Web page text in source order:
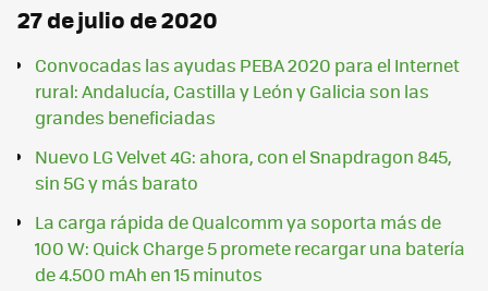
27 de julio de 2020
Convocadas las ayudas PEBA 2020 para el Internet
rural: Andalucía, Castilla y León y Galicia son las
grandes beneficiadas
Nuevo LG Velvet 4G: ahora, con el Snapdragon 845,
sin 5G y más barato
La carga rápida de Qualcomm ya soporta más de
100 W: Quick Charge 5 promete recargar una batería
de 4.500 mAh en 15 minutos